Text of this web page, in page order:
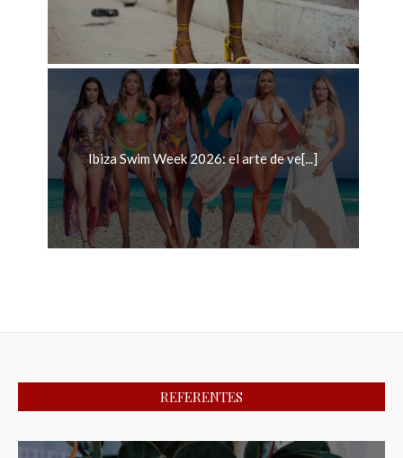
Ibiza Swim Week 2026: el arte de ve[...]
REFERENTES